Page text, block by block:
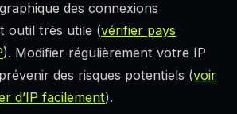
des connexions
outil très utile (vérifier pays
). Modifier régulièrement votre IP
des risques potentiels (voir
d’IP facilement).